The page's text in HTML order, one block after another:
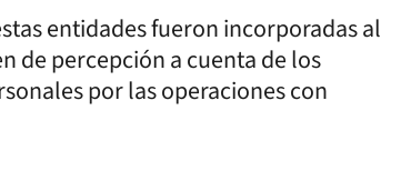
entidades fueron incorporadas al
de percepción a cuenta de los
por las operaciones con